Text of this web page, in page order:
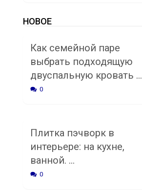
НОВОЕ
Как семейной паре
выбрать подходящую
двуспальную кровать …
0
Плитка пэчворк в
интерьере: на кухне,
ванной. …
0